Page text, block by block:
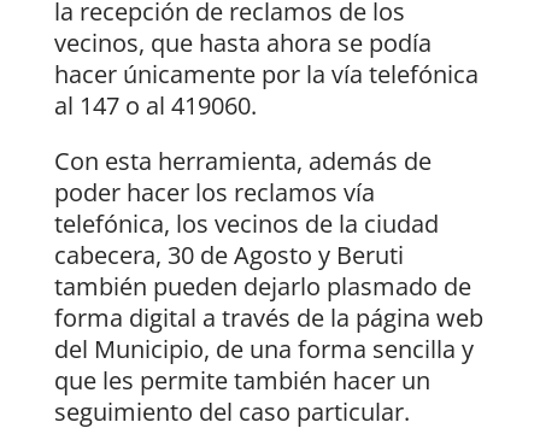
la recepción de reclamos de los
vecinos, que hasta ahora se podía
hacer únicamente por la vía telefónica
al 147 o al 419060.
Con esta herramienta, además de
poder hacer los reclamos vía
telefónica, los vecinos de la ciudad
cabecera, 30 de Agosto y Beruti
también pueden dejarlo plasmado de
forma digital a través de la página web
del Municipio, de una forma sencilla y
que les permite también hacer un
seguimiento del caso particular.